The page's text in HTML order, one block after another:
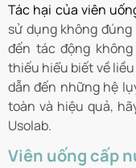
Tác hại của viên
sử dụng không
đến tác động
thiếu hiểu biết về
dẫn đến những hệ
toàn và hiệu quả,
Usolab.
Viên uống cấp